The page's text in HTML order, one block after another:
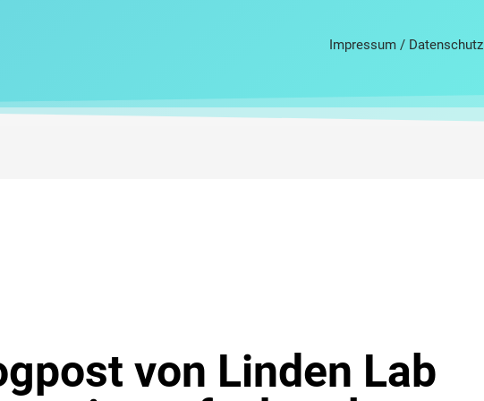
Impressum / Datenschutz
von Linden Lab